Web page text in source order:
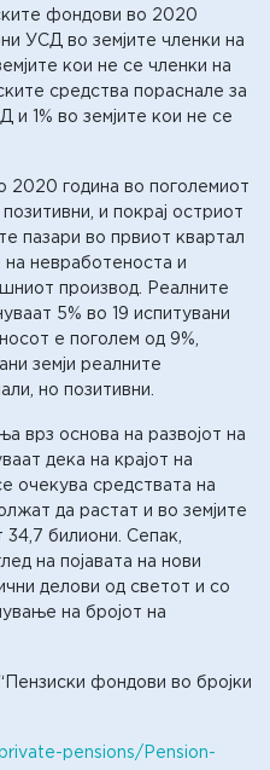
фондови во 2020
УСД во земјите членки на
кои не се членки на
средства пораснале за
и 1% во земјите кои не се
2020 година во поголемиот
и покрај остриот
пазари во првиот квартал
невработеноста и
производ. Реалните
5% во 19 испитувани
е поголем од 9%,
земји реалните
но позитивни.
врз основа на развојот на
дека на крајот на
очекува средствата на
да растат и во земјите
билиони. Сепак,
на појавата на нови
делови од светот и со
на бројот на
фондови во бројки
pensions/Pension-